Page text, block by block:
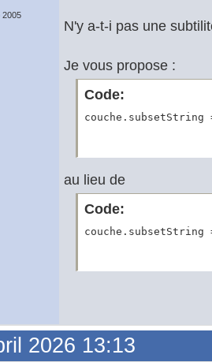
const couches
const couche
// Remplace
  }
2005
N'y a-t-i pas une
Je vous propose :
Code:
au lieu de
Code:
2026 13:13